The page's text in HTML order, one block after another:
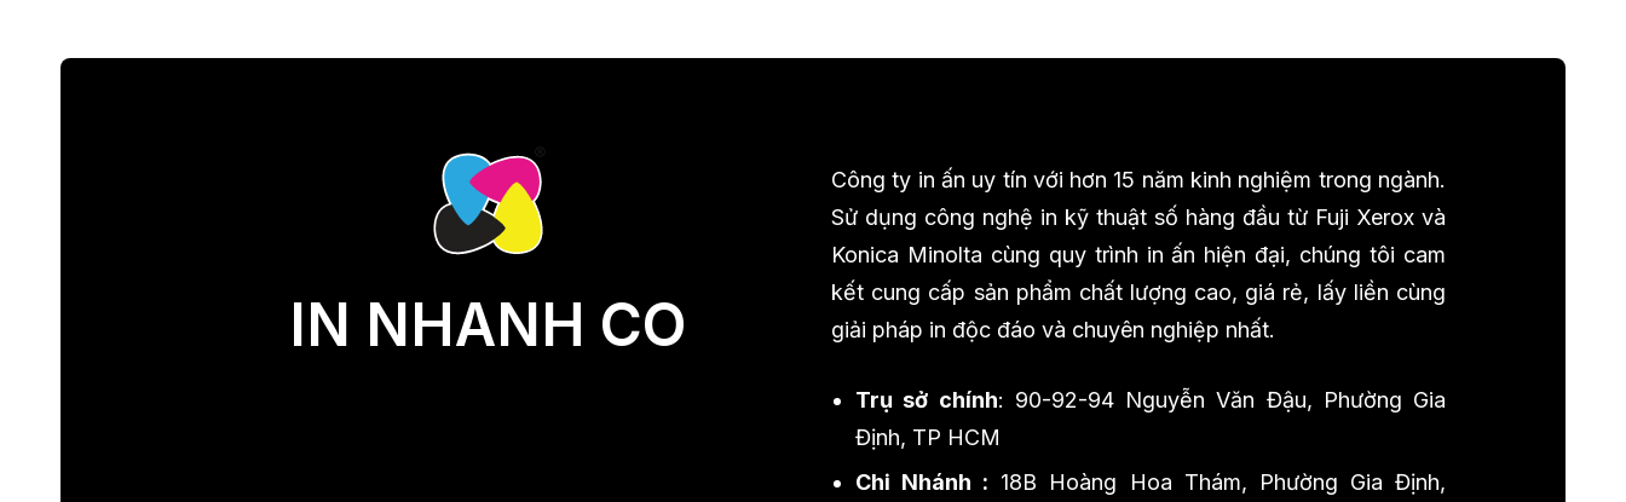
IN NHANH CO
Công ty in ấn uy tín với hơn 15 năm kinh nghiệm trong ngành.
Sử dụng công nghệ in kỹ thuật số hàng đầu từ Fuji Xerox và
Konica Minolta cùng quy trình in ấn hiện đại, chúng tôi cam
kết cung cấp sản phẩm chất lượng cao, giá rẻ, lấy liền cùng
giải pháp in độc đáo và chuyên nghiệp nhất.
Trụ sở chính: 90-92-94 Nguyễn Văn Đậu, Phường Gia
Định, TP HCM
Chi Nhánh : 18B Hoàng Hoa Thám, Phường Gia Định,